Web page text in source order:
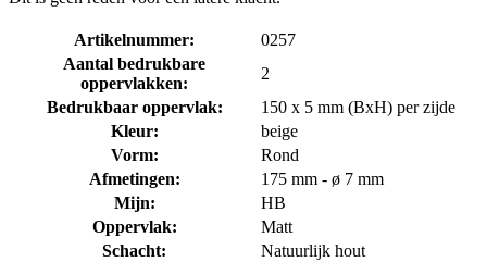
Artikelnummer:
0257
Aantal bedrukbare
oppervlakken:
2
Bedrukbaar oppervlak:
150 x 5 mm (BxH) per zijde
Kleur:
beige
Vorm:
Rond
Afmetingen:
175 mm - ø 7 mm
Mijn:
HB
Oppervlak:
Matt
Schacht:
Natuurlijk hout